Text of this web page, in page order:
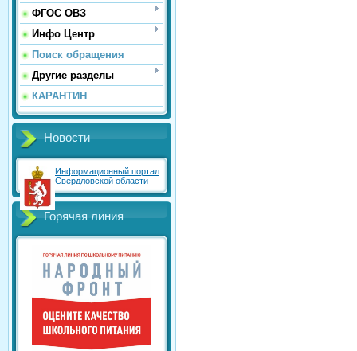
ФГОС ОВЗ
Инфо Центр
Поиск обращения
Другие разделы
КАРАНТИН
Новости
Информационный портал
Свердловской области
Горячая линия